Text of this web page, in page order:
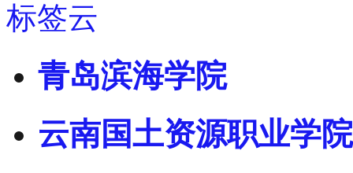
标签云
青岛滨海学院
云南国土资源职业学院